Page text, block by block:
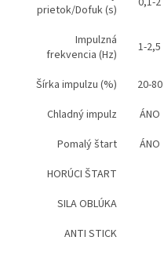
prietok/Dofuk (s)
Impulzná
frekvencia (Hz)
1-2,5
Šírka impulzu (%)
20-80
Chladný impulz
ÁNO
Pomalý štart
ÁNO
HORÚCI ŠTART
SILA OBLÚKA
ANTI STICK